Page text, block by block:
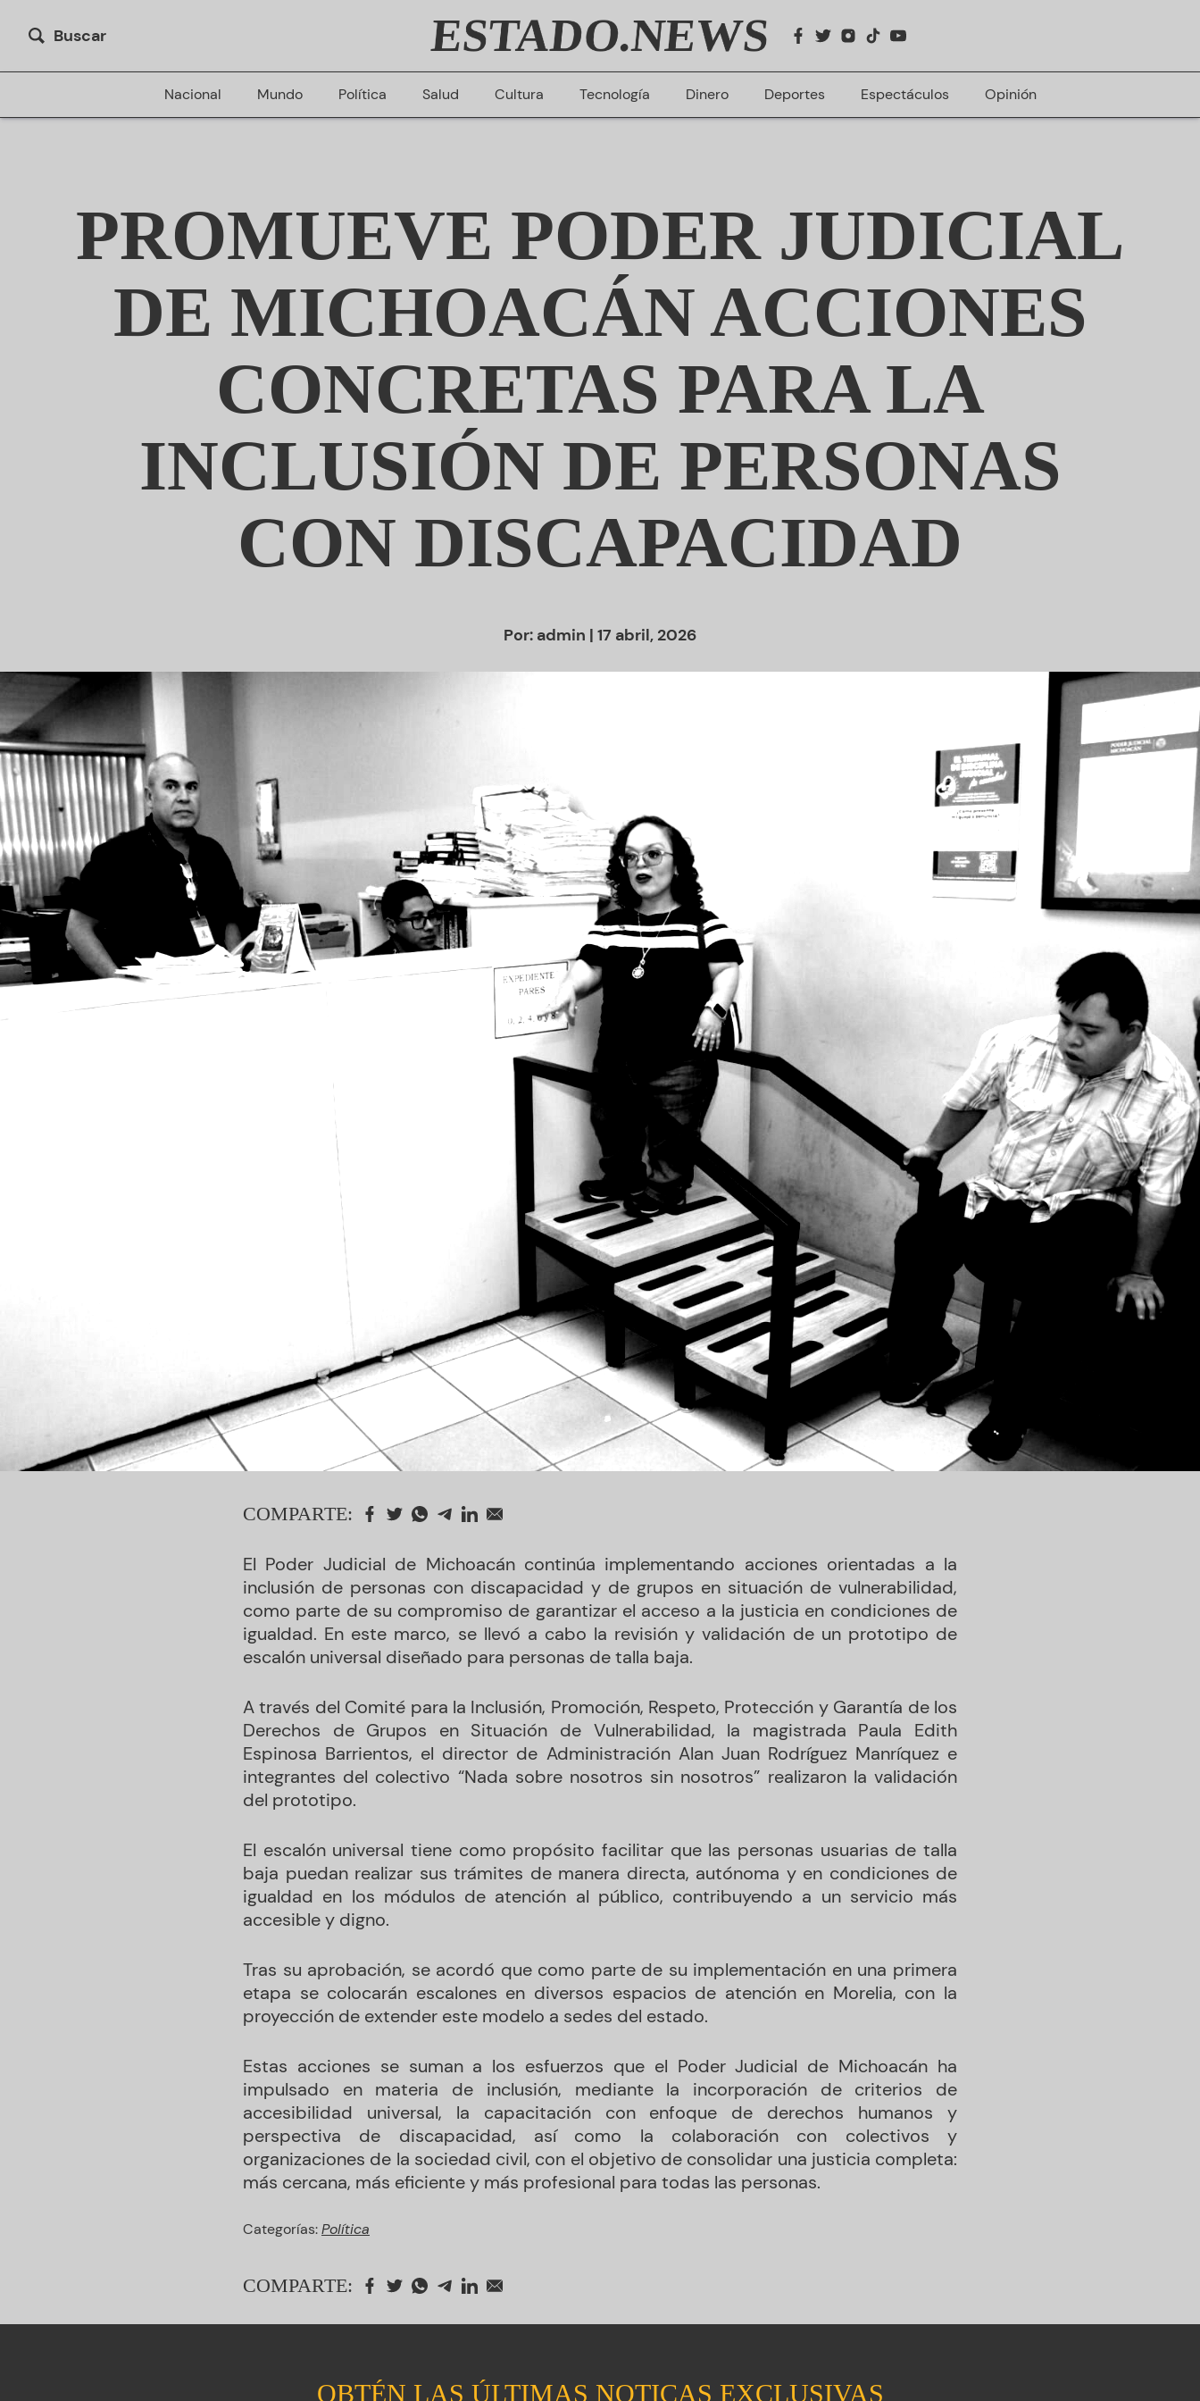
Buscar ESTADO.NEWS
Nacional Mundo Política Salud Cultura Tecnología Dinero Deportes Espectáculos Opinión
PROMUEVE PODER JUDICIAL
DE MICHOACÁN ACCIONES
CONCRETAS PARA LA
INCLUSIÓN DE PERSONAS
CON DISCAPACIDAD
Por: admin | 17 abril, 2026
COMPARTE:
El Poder Judicial de Michoacán continúa implementando acciones orientadas a la
inclusión de personas con discapacidad y de grupos en situación de vulnerabilidad,
como parte de su compromiso de garantizar el acceso a la justicia en condiciones de
igualdad. En este marco, se llevó a cabo la revisión y validación de un prototipo de
escalón universal diseñado para personas de talla baja.
A través del Comité para la Inclusión, Promoción, Respeto, Protección y Garantía de los
Derechos de Grupos en Situación de Vulnerabilidad, la magistrada Paula Edith
Espinosa Barrientos, el director de Administración Alan Juan Rodríguez Manríquez e
integrantes del colectivo “Nada sobre nosotros sin nosotros” realizaron la validación
del prototipo.
El escalón universal tiene como propósito facilitar que las personas usuarias de talla
baja puedan realizar sus trámites de manera directa, autónoma y en condiciones de
igualdad en los módulos de atención al público, contribuyendo a un servicio más
accesible y digno.
Tras su aprobación, se acordó que como parte de su implementación en una primera
etapa se colocarán escalones en diversos espacios de atención en Morelia, con la
proyección de extender este modelo a sedes del estado.
Estas acciones se suman a los esfuerzos que el Poder Judicial de Michoacán ha
impulsado en materia de inclusión, mediante la incorporación de criterios de
accesibilidad universal, la capacitación con enfoque de derechos humanos y
perspectiva de discapacidad, así como la colaboración con colectivos y
organizaciones de la sociedad civil, con el objetivo de consolidar una justicia completa:
más cercana, más eficiente y más profesional para todas las personas.
Categorías:Política
COMPARTE:
OBTÉN LAS ÚLTIMAS NOTICAS EXCLUSIVAS